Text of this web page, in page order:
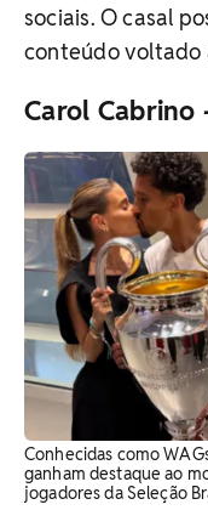
sociais. O casal
conteúdo voltado
Carol
Conhecidas como
ganham destaque ao
jogadores da Seleção